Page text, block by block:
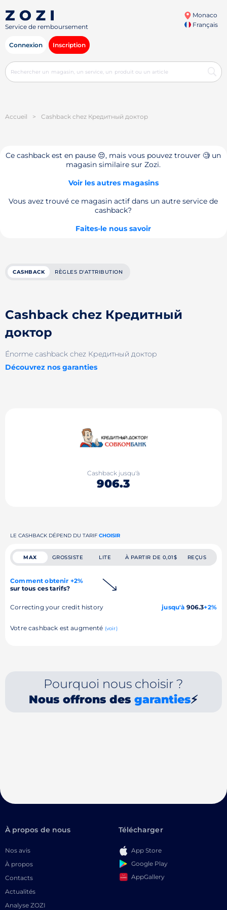
Service de remboursement
Monaco
Français
Connexion Inscription
Accueil > Cashback chez Кредитный доктор
Ce cashback est en pause 😔, mais vous pouvez trouver 🧐 un
magasin similaire sur Zozi.
Voir les autres magasins
Vous avez trouvé ce magasin actif dans un autre service de
cashback?
Faites-le nous savoir
CASHBACK RÈGLES D'ATTRIBUTION
Cashback chez Кредитный
доктор
Énorme cashback chez Кредитный доктор
Découvrez nos garanties
Cashback jusqu'à
906.3
LE CASHBACK DÉPEND DU TARIF CHOISIR
MAX GROSSISTE LITE À PARTIR DE 0,01$ REÇUS
Comment obtenir +2%
sur tous ces tarifs?
Correcting your credit history jusqu'à 906.3+2%
Votre cashback est augmenté (voir)
Pourquoi nous choisir ?
Nous offrons desgaranties⚡
À propos de nous
Nos avis
À propos
Contacts
Actualités
Analyse ZOZI
Télécharger
App Store
Google Play
AppGallery